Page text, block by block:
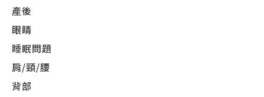
產後
眼睛
睡眠問題
肩/頸/腰
背部